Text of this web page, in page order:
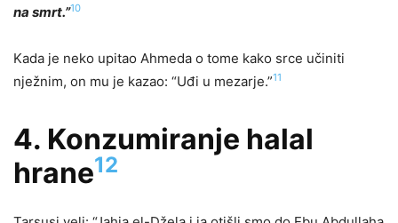
na smrt.”10
Kada je neko upitao Ahmeda o tome kako srce učiniti
nježnim, on mu je kazao: “Uđi u mezarje.”11
4. Konzumiranje halal
hrane12